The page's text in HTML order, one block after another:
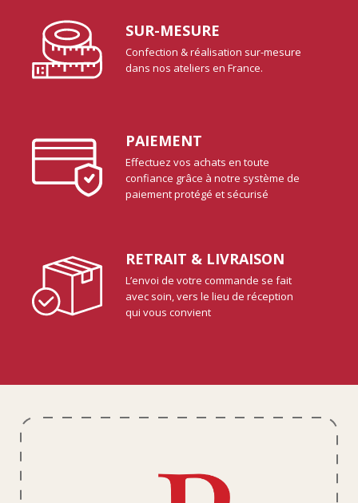
SUR-MESURE
Confection & réalisation sur-mesure
dans nos ateliers en France.
PAIEMENT
Effectuez vos achats en toute
confiance grâce à notre système de
paiement protégé et sécurisé
RETRAIT & LIVRAISON
L’envoi de votre commande se fait
avec soin, vers le lieu de réception
qui vous convient